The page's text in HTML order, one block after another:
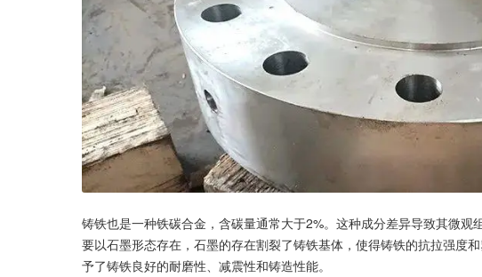
铸铁也是一种铁碳合金，含碳量通常大于2%。这种成分差异导致其微
要以石墨形态存在，石墨的存在割裂了铸铁基体，使得铸铁的抗拉强度
予了铸铁良好的耐磨性、减震性和铸造性能。